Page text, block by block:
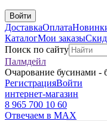
Войти
ДоставкаОплата
КаталогМои заказы
Поиск по сайту
Палмдейл
Очарование бусинами -
РегистрацияВойти
интернет-магазин
8 965 700 10 60
Отвечаем в MAX